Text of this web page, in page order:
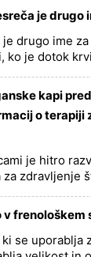
je drugo
drugo ime za
ko je dotok
kapi
o terapiji
je hitro
zdravljenje
v frenološkem
se uporablja